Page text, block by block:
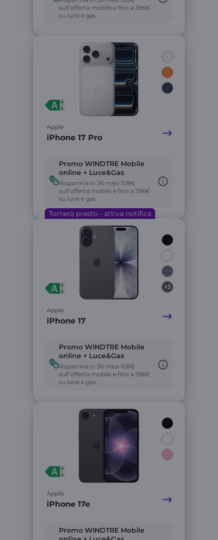
sull’offerta mobile e fino a 396€
su luce e gas
Apple
iPhone 17 Pro
Promo WINDTRE Mobile
online + Luce&Gas
Risparmia in 36 mesi 108€
sull’offerta mobile e fino a 396€
su luce e gas
Link
Tornerà presto - attiva notifica
+3
Apple
iPhone 17
Promo WINDTRE Mobile
online + Luce&Gas
Risparmia in 36 mesi 108€
sull’offerta mobile e fino a 396€
su luce e gas
Link
Apple
iPhone 17e
Promo WINDTRE Mobile
Link